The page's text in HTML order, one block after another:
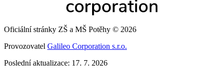
Oficiální stránky ZŠ a MŠ Potěhy © 2026
Provozovatel Galileo Corporation s.r.o.
Poslední aktualizace: 17. 7. 2026